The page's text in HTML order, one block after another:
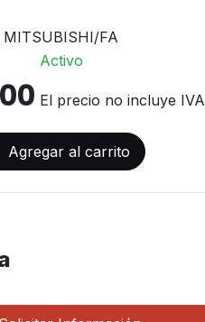
MITSUBISHI/FA
Activo
El precio no incluye IVA
Agregar al carrito